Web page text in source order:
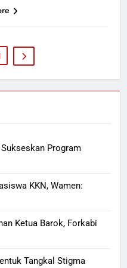
Program
KKN, Wamen:
Ketua Barok, Forkabi
Tangkal Stigma